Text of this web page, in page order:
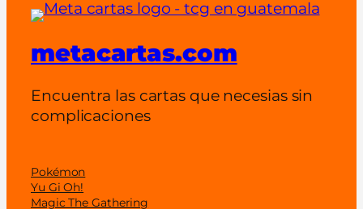
metacartas.com
Encuentra las cartas que necesias sin
complicaciones
Pokémon
Yu Gi Oh!
Magic The Gathering